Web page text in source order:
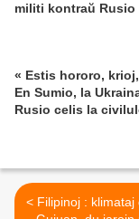
militi kontraŭ Rusio
« Estis hororo,
En Sumio, la
Rusio celis la
< Filipinoj : klimataj dramoj :